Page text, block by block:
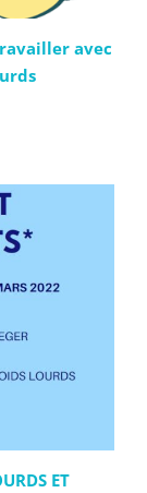
avec
ET